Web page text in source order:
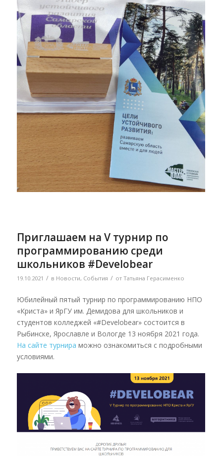
Приглашаем на V турнир по
программированию среди
школьников #Develobear
19.10.2021 / в Новости, События / от Татьяна Герасименко
Юбилейный пятый турнир по программированию НПО
«Криста» и ЯрГУ им. Демидова для школьников и
студентов колледжей «#Develobear» состоится в
Рыбинске, Ярославле и Вологде 13 ноября 2021 года.
На сайте турнира можно ознакомиться с подробными
условиями.